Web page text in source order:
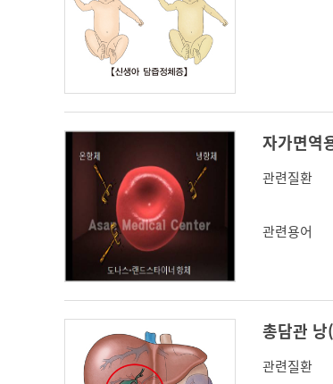
자가면
관련질환
관련용어
총담관
관련질환